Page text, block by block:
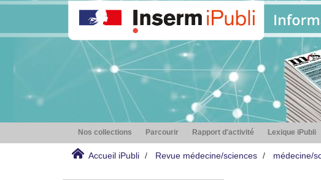
Nos collections Parcourir Rapport d'activité Lexique iPubli
Accueil iPubli Revue médecine/sciences médecine/